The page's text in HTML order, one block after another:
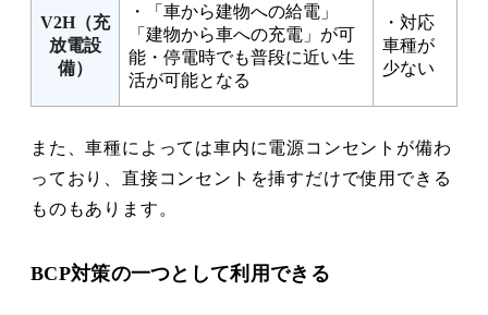
V2H（充
放電設
備）
・「車から建物への給電」
「建物から車への充電」が可
能・停電時でも普段に近い生
活が可能となる
・対応
車種が
少ない
また、車種によっては車内に電源コンセントが備わ
っており、直接コンセントを挿すだけで使用できる
ものもあります。
BCP対策の一つとして利用できる